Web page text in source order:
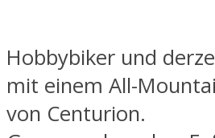
Hobbybiker und
mit einem All-
von Centurion.